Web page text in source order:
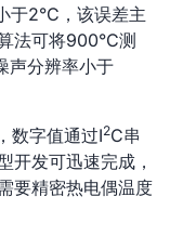
于2°C，该误差主
法可将900°C测
声分辨率小于
数字值通过I2C串
开发可迅速完成，
要精密热电偶温度